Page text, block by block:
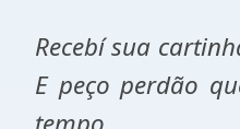
Recebí sua
E peço perdão